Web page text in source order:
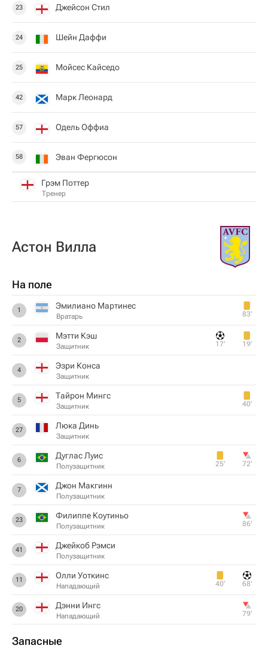
23 Джейсон Стил
24 Шейн Даффи
25 Мойсес Кайседо
42 Марк Леонард
57 Одель Оффиа
58 Эван Фергюсон
Грэм Поттер
Тренер
Астон Вилла
На поле
1 Эмилиано Мартинес
Вратарь 83‎’‎
2 Мэтти Кэш
Защитник 17‎’‎ 19‎’‎
4 Эзри Конса
Защитник
5 Тайрон Мингс
Защитник 40‎’‎
27 Люка Динь
Защитник
6 Дуглас Луис
Полузащитник 25‎’‎ 72‎’‎
7 Джон Макгинн
Полузащитник
23 Филиппе Коутиньо
Полузащитник 86‎’‎
41 Джейкоб Рэмси
Полузащитник
11 Олли Уоткинс
Нападающий 40‎’‎ 68‎’‎
20 Дэнни Ингс
Нападающий 79‎’‎
Запасные